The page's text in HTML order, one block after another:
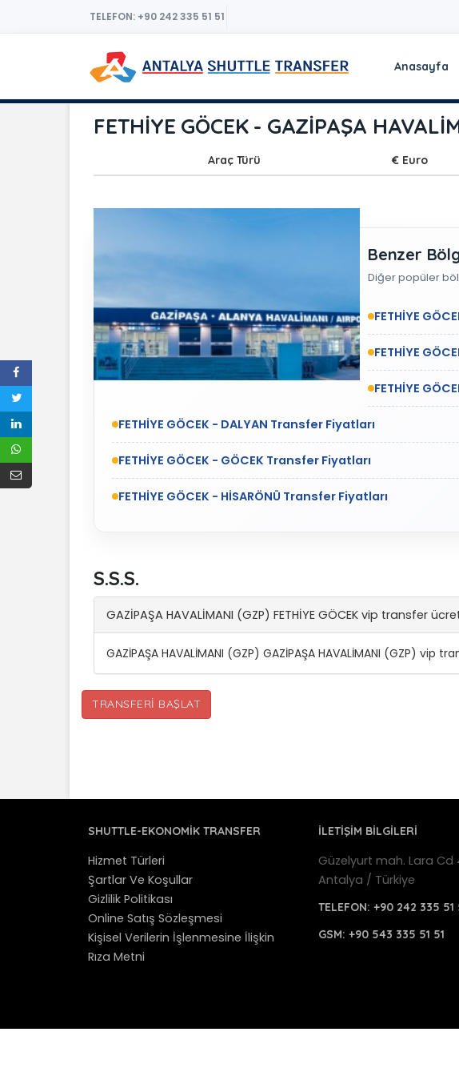
TELEFON: +90 242 335 51 51
Anasayfa
FETHİYE GÖCEK - GAZİPAŞA
Araç Türü € Euro
Benzer
Diğer popüler
FETHİYE
FETHİYE
FETHİYE
FETHİYE GÖCEK - DALYAN Transfer Fiyatları
FETHİYE GÖCEK - GÖCEK Transfer Fiyatları
FETHİYE GÖCEK - HİSARÖNÜ Transfer Fiyatları
S.S.S.
GAZİPAŞA HAVALİMANI (GZP) FETHİYE GÖCEK vip transfer
GAZİPAŞA HAVALİMANI (GZP) GAZİPAŞA HAVALİMANI (GZP)
TRANSFERI BAŞLAT
SHUTTLE-EKONOMIK TRANSFER
Hizmet Türleri
Şartlar Ve Koşullar
Gizlilik Politikası
Online Satış Sözleşmesi
Kişisel Verilerin İşlenmesine İlişkin
Rıza Metni
İLETİŞİM BİLGİLERİ
Güzelyurt mah. Lara Cd
Antalya / Türkiye
TELEFON:+90 242 335 51
GSM:+90 543 335 51 51